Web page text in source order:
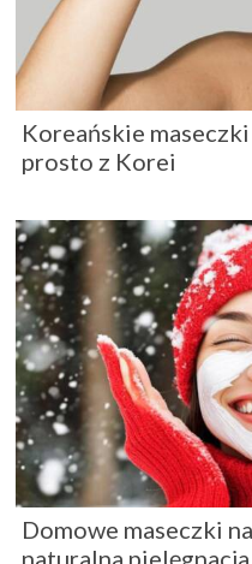
Koreańskie
prosto z Korei
Domowe maseczki